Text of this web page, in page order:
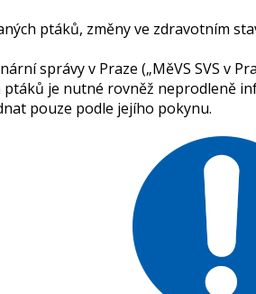
ptáků, změny ve zdravotním
správy v Praze („MěVS SVS v
je nutné rovněž neprodleně
pouze podle jejího pokynu.